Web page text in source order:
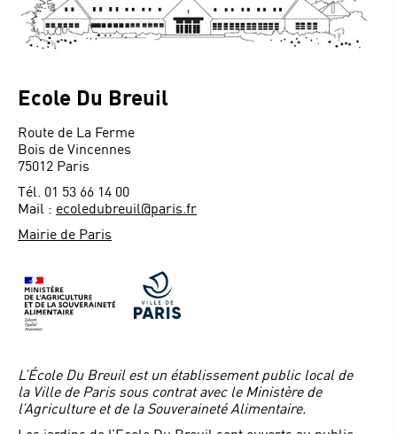
Ecole Du Breuil
Route de La Ferme
Bois de Vincennes
75012 Paris
Tél. 01 53 66 14 00
Mail : ecoledubreuil@paris.fr
Mairie de Paris
L’École Du Breuil est un établissement public local de
la Ville de Paris sous contrat avec le Ministère de
l’Agriculture et de la Souveraineté Alimentaire.